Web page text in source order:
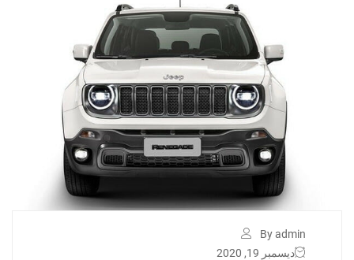
By admin
ديسمبر 19, 2020